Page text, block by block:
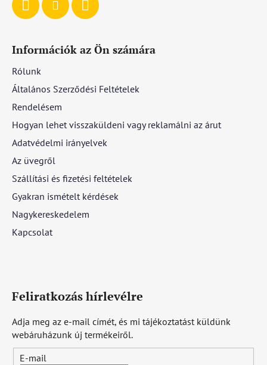
Információk az Ön számára
Rólunk
Általános Szerződési Feltételek
Rendelésem
Hogyan lehet visszaküldeni vagy reklamálni az árut
Adatvédelmi irányelvek
Az üvegről
Szállítási és fizetési feltételek
Gyakran ismételt kérdések
Nagykereskedelem
Kapcsolat
Feliratkozás hírlevélre
Adja meg az e-mail címét, és mi tájékoztatást küldünk
webáruházunk új termékeiről.
E-mail